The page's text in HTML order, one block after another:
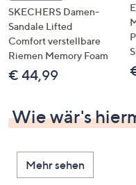
SKECHERS Damen-
Sandale Lifted
Comfort verstellbare
Riemen Memory Foam
€ 44,99
Wie wär's
Mehr sehen